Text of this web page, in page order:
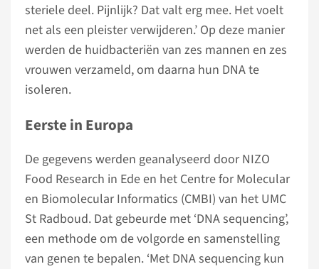
steriele deel. Pijnlijk? Dat valt erg mee. Het voelt
net als een pleister verwijderen.’ Op deze manier
werden de huidbacteriën van zes mannen en zes
vrouwen verzameld, om daarna hun DNA te
isoleren.
Eerste in Europa
De gegevens werden geanalyseerd door NIZO
Food Research in Ede en het Centre for Molecular
en Biomolecular Informatics (CMBI) van het UMC
St Radboud. Dat gebeurde met ‘DNA sequencing’,
een methode om de volgorde en samenstelling
van genen te bepalen. ‘Met DNA sequencing kun